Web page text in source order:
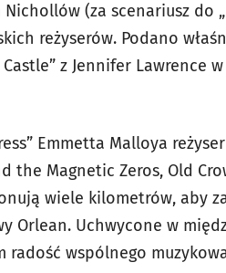
(za scenariusz do
reżyserów. Podano
z Jennifer Lawrence
Emmetta Malloya
the Magnetic Zeros, Old
wiele kilometrów, aby
Orlean. Uchwycone w
radość wspólnego